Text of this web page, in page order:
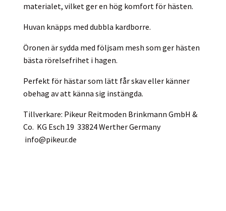
materialet, vilket ger en hög komfort för hästen.
Huvan knäpps med dubbla kardborre.
Öronen är sydda med följsam mesh som ger hästen
bästa rörelsefrihet i hagen.
Perfekt för hästar som lätt får skav eller känner
obehag av att känna sig instängda.
Tillverkare: Pikeur Reitmoden Brinkmann GmbH &
Co. KG Esch 19 33824 Werther Germany
info@pikeur.de